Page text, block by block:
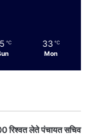
℃ 33 ℃
Mon
रिश्वत लेते पंचायत सचिव